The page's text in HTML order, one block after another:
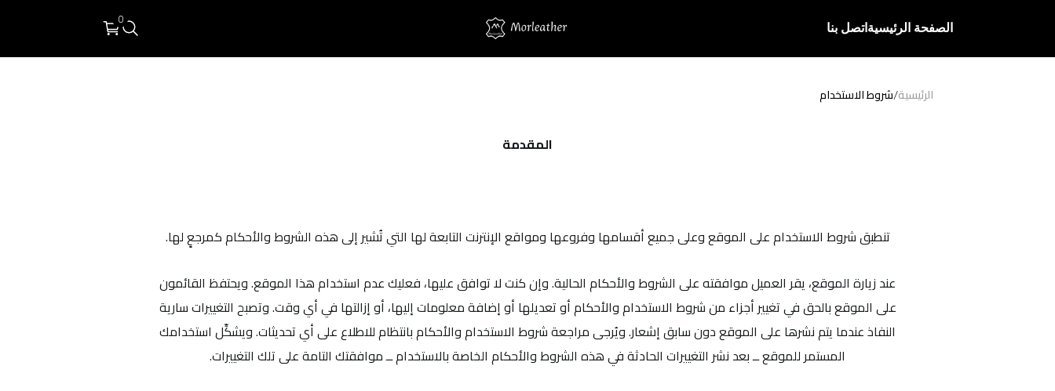
الصفحة الرئيسيةاتصل بنا
0
الرئيسية/شروط الاستخدام
المقدمة
تنطبق شروط الاستخدام على الموقع وعلى جميع أقسامها وفروعها ومواقع الإنترنت التابعة لها التي تُشير إلى هذه الشروط والأحكام كمرجعٍ لها.
عند زيارة الموقع، يقر العميل موافقته على الشروط والأحكام الحالية. وإن كنت لا توافق عليها، فعليك عدم استخدام هذا الموقع. ويحتفظ القائمون
على الموقع بالحق في تغيير أجزاء من شروط الاستخدام والأحكام أو تعديلها أو إضافة معلومات إليها، أو إزالتها في أي وقت. وتصبح التغييرات سارية
النفاذ عندما يتم نشرها على الموقع دون سابق إشعار. ويُرجى مراجعة شروط الاستخدام والأحكام بانتظام للاطلاع على أي تحديثات. ويشكِّل استخدامك
المستمر للموقع ــ بعد نشر التغييرات الحادثة في هذه الشروط والأحكام الخاصة بالاستخدام ــ موافقتك التامة على تلك التغييرات.